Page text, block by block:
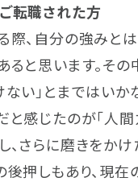
転職された方
際、自分の強みと
ると思います。その
ない」とまではいか
感じたのが「人間
、さらに磨きをかけ
後押しもあり、現